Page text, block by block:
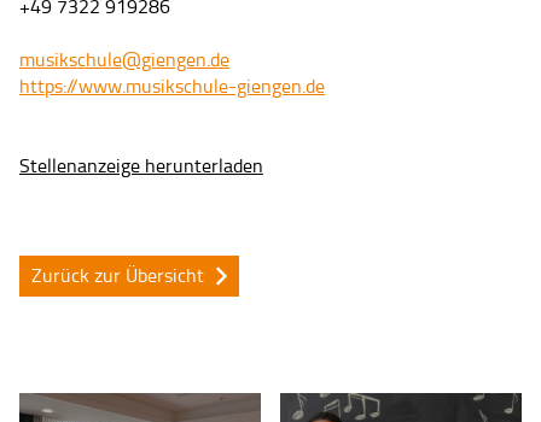
+49 7322 919286
musikschule@giengen.de
https://www.musikschule-giengen.de
Stellenanzeige herunterladen
Zurück zur Übersicht